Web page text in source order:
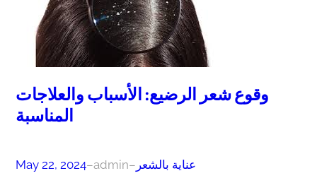
وقوع شعر الرضيع: الأسباب والعلاجات
المناسبة
May 22, 2024–admin– عناية بالشعر